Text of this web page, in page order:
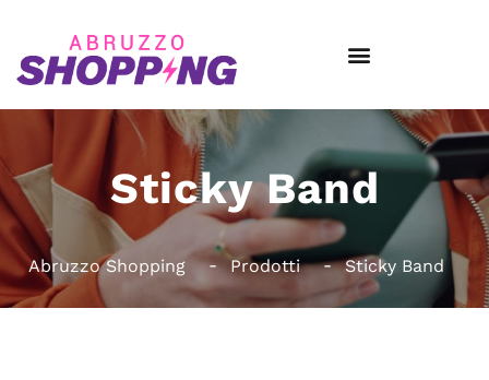
Sticky Band
Abruzzo Shopping Prodotti Sticky Band